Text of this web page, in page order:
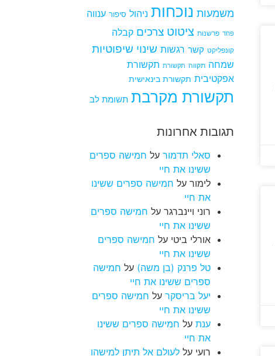
משמעות נוכחות ניהול סיפור ענווה
פחד פרשנות ציטוט צרכים קבלה
קונפליקט קשר רגשות שינוי שיפוטיות
שמחה תקווה תקשורת תקשורת
אפקטיבית תקשורת בינאישית
תקשורת מקרבת תשומת לב
תגובות אחרונות
סאלי תדמור על חמישה ספרים
ששינו את חיי
לימור על חמישה ספרים ששינו
את חיי
רוני ויינברגר על חמישה ספרים
ששינו את חיי
אורלי ביטי על חמישה ספרים
ששינו את חיי
טל פרנק (בן משה) על חמישה
ספרים ששינו את חיי
יעל בריסקר על חמישה ספרים
ששינו את חיי
ענת על חמישה ספרים ששינו
את חיי
רועי עללעולם אל תיתן למישהו